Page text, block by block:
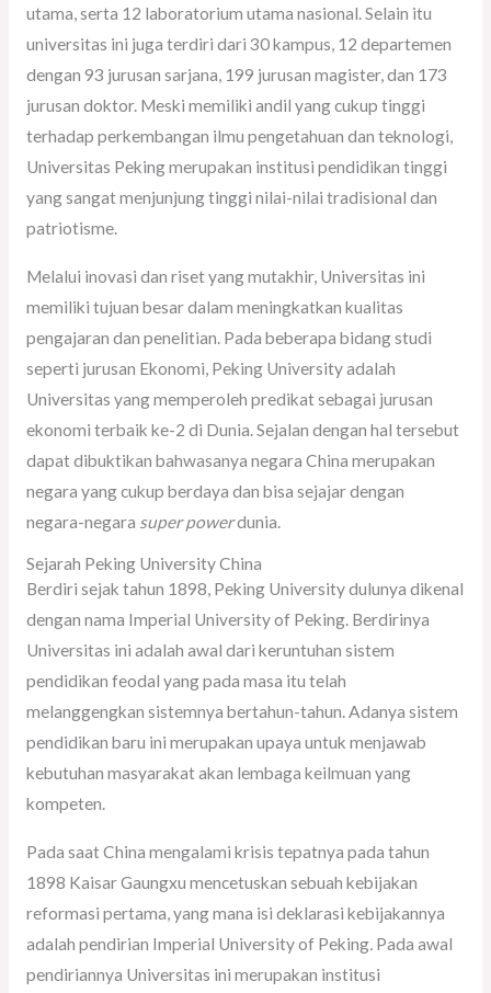
utama, serta 12 laboratorium utama nasional. Selain itu
universitas ini juga terdiri dari 30 kampus, 12 departemen
dengan 93 jurusan sarjana, 199 jurusan magister, dan 173
jurusan doktor. Meski memiliki andil yang cukup tinggi
terhadap perkembangan ilmu pengetahuan dan teknologi,
Universitas Peking merupakan institusi pendidikan tinggi
yang sangat menjunjung tinggi nilai-nilai tradisional dan
patriotisme.
Melalui inovasi dan riset yang mutakhir, Universitas ini
memiliki tujuan besar dalam meningkatkan kualitas
pengajaran dan penelitian. Pada beberapa bidang studi
seperti jurusan Ekonomi, Peking University adalah
Universitas yang memperoleh predikat sebagai jurusan
ekonomi terbaik ke-2 di Dunia. Sejalan dengan hal tersebut
dapat dibuktikan bahwasanya negara China merupakan
negara yang cukup berdaya dan bisa sejajar dengan
negara-negara super powerdunia.
Sejarah Peking University China
Berdiri sejak tahun 1898, Peking University dulunya dikenal
dengan nama Imperial University of Peking. Berdirinya
Universitas ini adalah awal dari keruntuhan sistem
pendidikan feodal yang pada masa itu telah
melanggengkan sistemnya bertahun-tahun. Adanya sistem
pendidikan baru ini merupakan upaya untuk menjawab
kebutuhan masyarakat akan lembaga keilmuan yang
kompeten.
Pada saat China mengalami krisis tepatnya pada tahun
1898 Kaisar Gaungxu mencetuskan sebuah kebijakan
reformasi pertama, yang mana isi deklarasi kebijakannya
adalah pendirian Imperial University of Peking. Pada awal
pendiriannya Universitas ini merupakan institusi